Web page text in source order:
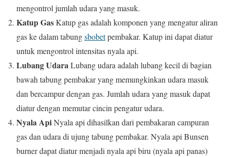
mengontrol jumlah udara yang masuk.
Katup GasKatup gas adalah komponen yang mengatur aliran
gas ke dalam tabungsbobetpembakar. Katup ini dapat diatur
untuk mengontrol intensitas nyala api.
Lubang UdaraLubang udara adalah lubang kecil di bagian
bawah tabung pembakar yang memungkinkan udara masuk
dan bercampur dengan gas. Jumlah udara yang masuk dapat
diatur dengan memutar cincin pengatur udara.
Nyala ApiNyala api dihasilkan dari pembakaran campuran
gas dan udara di ujung tabung pembakar. Nyala api Bunsen
burner dapat diatur menjadi nyala api biru (nyala api panas)